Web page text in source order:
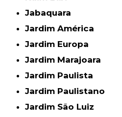
Jabaquara
Jardim América
Jardim Europa
Jardim Marajoara
Jardim Paulista
Jardim Paulistano
Jardim São Luiz